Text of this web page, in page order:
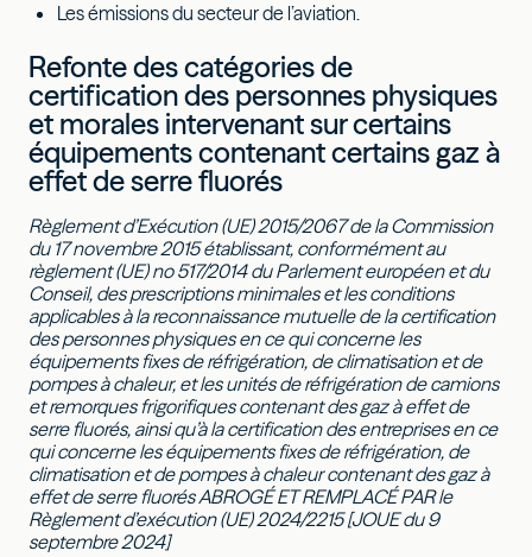
Les émissions du secteur de l’aviation.
Refonte des catégories de
certification des personnes physiques
et morales intervenant sur certains
équipements contenant certains gaz à
effet de serre fluorés
Règlement d’Exécution (UE) 2015/2067 de la Commission
du 17 novembre 2015 établissant, conformément au
règlement (UE) no 517/2014 du Parlement européen et du
Conseil, des prescriptions minimales et les conditions
applicables à la reconnaissance mutuelle de la certification
des personnes physiques en ce qui concerne les
équipements fixes de réfrigération, de climatisation et de
pompes à chaleur, et les unités de réfrigération de camions
et remorques frigorifiques contenant des gaz à effet de
serre fluorés, ainsi qu’à la certification des entreprises en ce
qui concerne les équipements fixes de réfrigération, de
climatisation et de pompes à chaleur contenant des gaz à
effet de serre fluorés ABROGÉ ET REMPLACÉ PAR le
Règlement d’exécution (UE) 2024/2215 [JOUE du 9
septembre 2024]